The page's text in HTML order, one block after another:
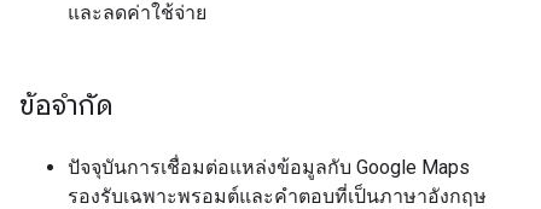
และลดค่าใช้จ่าย
ข้อจำกัด
ปัจจุบันการเชื่อมต่อแหล่งข้อมูลกับ Google Maps
รองรับเฉพาะพรอมต์และคำตอบที่เป็นภาษาอังกฤษ